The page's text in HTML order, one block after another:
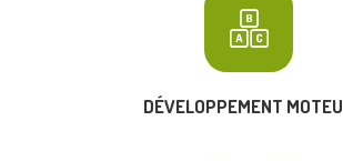
DÉVELOPPEMENT